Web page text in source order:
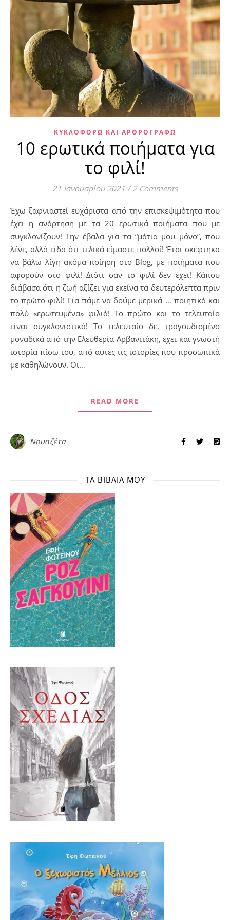
ΚΥΚΛΟΦΟΡΏ ΚΑΙ ΑΡΘΡΟΓΡΑΦΏ
10 ερωτικά ποιήματα για
το φιλί!
21 Ιανουαρίου 2021 / 2 Comments
Έχω ξαφνιαστεί ευχάριστα από την επισκεψιμότητα που
έχει η ανάρτηση με τα 20 ερωτικά ποιήματα που με
συγκλονίζουν! Την έβαλα για τα “μάτια μου μόνο”, που
λένε, αλλά είδα ότι τελικά είμαστε πολλοί! Έτσι σκέφτηκα
να βάλω λίγη ακόμα ποίηση στο Blog, με ποιήματα που
αφορούν στο φιλί! Διότι σαν το φιλί δεν έχει! Κάπου
διάβασα ότι η ζωή αξίζει για εκείνα τα δευτερόλεπτα πριν
το πρώτο φιλί! Για πάμε να δούμε μερικά … ποιητικά και
πολύ «ερωτευμένα» φιλιά! Το πρώτο και το τελευταίο
είναι συγκλονιστικά! Το τελευταίο δε, τραγουδισμένο
μοναδικά από την Ελευθερία Αρβανιτάκη, έχει και γνωστή
ιστορία πίσω του, από αυτές τις ιστορίες που προσωπικά
με καθηλώνουν. Οι…
READ MORE
Νουαζέτα
ΤΑ ΒΙΒΛΊΑ ΜΟΥ